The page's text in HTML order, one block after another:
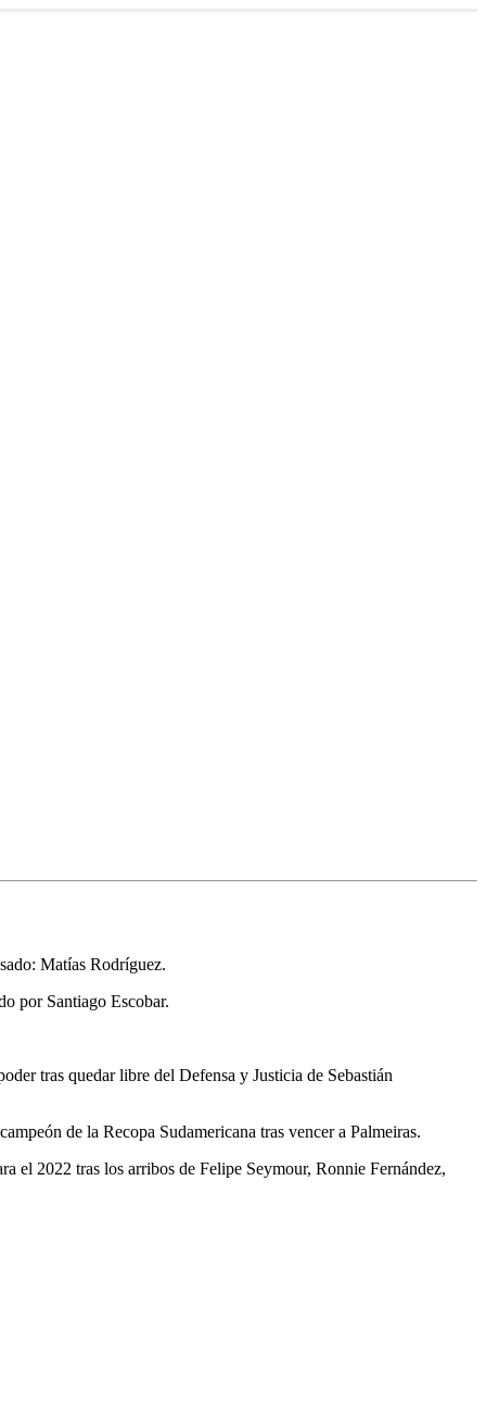
Matías Rodríguez.
por Santiago Escobar.
tras quedar libre del Defensa y Justicia de Sebastián
de la Recopa Sudamericana tras vencer a Palmeiras.
el 2022 tras los arribos de Felipe Seymour, Ronnie Fernández,